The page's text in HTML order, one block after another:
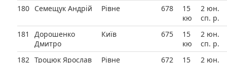
180 Семещук Андрій Рівне 678
15
кю
2 юн.
сп. р.
181
Дорошенко
Дмитро
Київ 675
15
кю
2 юн.
сп. р.
182 Троцюк Ярослав Рівне 672
15
2 юн.